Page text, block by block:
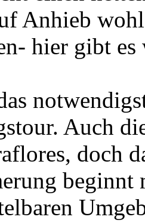
Anhieb
hier gibt
Auch
doch
beginnt